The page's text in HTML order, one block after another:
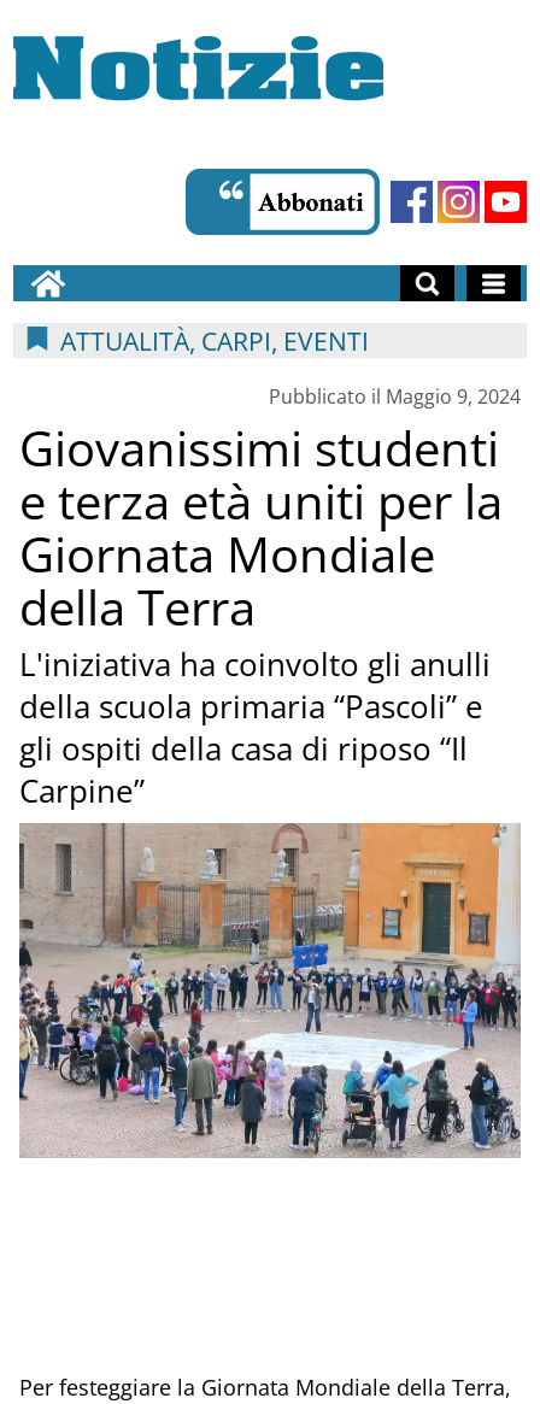
ATTUALITÀ, CARPI, EVENTI
Pubblicato il Maggio 9, 2024
Giovanissimi studenti
e terza età uniti per la
Giornata Mondiale
della Terra
L'iniziativa ha coinvolto gli anulli
della scuola primaria “Pascoli” e
gli ospiti della casa di riposo “Il
Carpine”
Per festeggiare la Giornata Mondiale della Terra,